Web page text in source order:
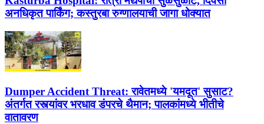
अनधिकृत पार्किंग; कस्तुरबा रुग्णालयाची जागा धोक्यात
Dumper Accident Threat: रावेतमध्ये 'यमदूत' सुसाट?
अंतर्गत रस्त्यांवर भरधाव डंपरचे थैमान; पालकांमध्ये भीतीचे
वातावरण